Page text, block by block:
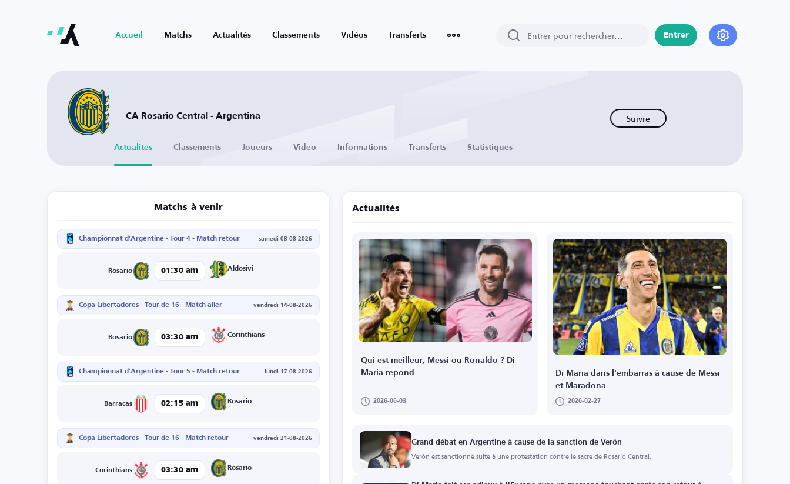
Accueil Matchs Actualités Classements Vidéos Transferts Entrer
CA Rosario Central - Argentina Suivre
Actualités Classements Joueurs Vidéo Informations Transferts Statistiques
Matchs à venir
Championnat d’Argentine - Tour 4 - Match retour samedi 08-08-2026
Rosario 01:30 am Aldosivi
Copa Libertadores - Tour de 16 - Match aller vendredi 14-08-2026
Rosario 03:30 am Corinthians
Championnat d’Argentine - Tour 5 - Match retour lundi 17-08-2026
Barracas 02:15 am Rosario
Copa Libertadores - Tour de 16 - Match retour vendredi 21-08-2026
Corinthians 03:30 am Rosario
Actualités
Qui est meilleur, Messi ou Ronaldo ? Di
Maria répond
2026-06-03
Di Maria dans l'embarras à cause de Messi
et Maradona
2026-02-27
Grand débat en Argentine à cause de la sanction de Verón
Verón est sanctionné suite à une protestation contre le sacre de Rosario Central.